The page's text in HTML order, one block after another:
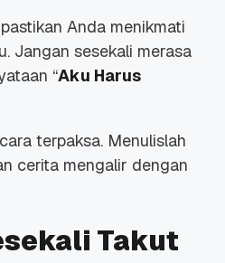
Anda menikmati
Jangan sesekali merasa
“Aku Harus
terpaksa. Menulislah
cerita mengalir dengan
Takut